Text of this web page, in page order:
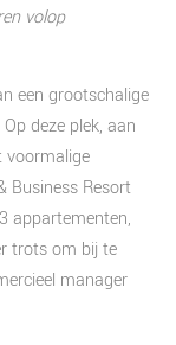
volop
een grootschalige
deze plek, aan
voormalige
Business Resort
appartementen,
trots om bij te
manager